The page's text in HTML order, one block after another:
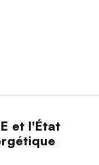
et l'État